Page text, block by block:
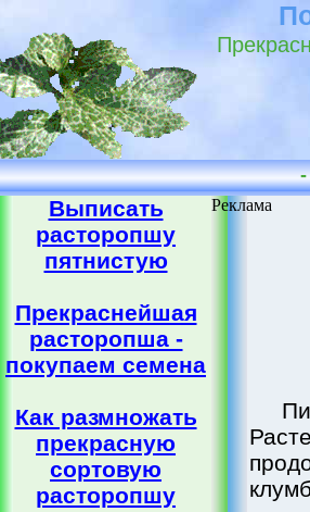
Выписать
расторопшу
пятнистую
Прекраснейшая
расторопша -
покупаем семена
Как размножать
прекрасную
сортовую
расторопшу
Реклама